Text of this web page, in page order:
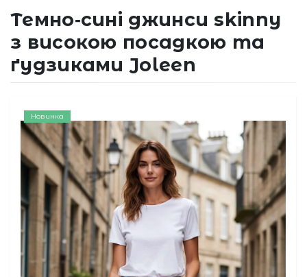
Темно‑сині джинси skinny
з високою посадкою та
ґудзиками Joleen
Новинка